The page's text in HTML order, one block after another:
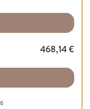
468,14€